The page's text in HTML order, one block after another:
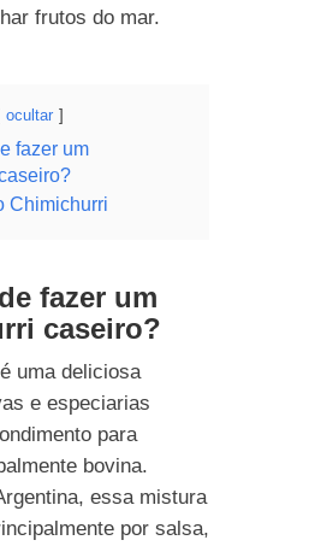
frutos do mar.
ocultar
fazer um
Chimichurri
fazer um
caseiro?
uma deliciosa
e especiarias
para
bovina.
essa mistura
por salsa,